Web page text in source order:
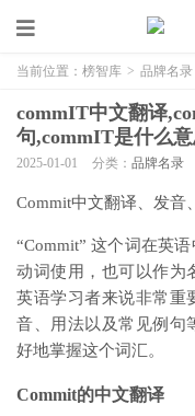
当前位置： 榜智库 > 品牌名录
commIT中文翻译
句,commIT是什么
2025-01-01 分类： 品牌名录
Commit中文翻译、发音
“Commit” 这个词在英
动词使用，也可以作为
英语学习者来说非常重
音、用法以及常见例句
好地掌握这个词汇。
Commit的中文翻译